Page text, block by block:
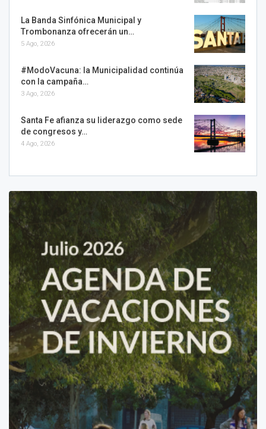
La Banda Sinfónica Municipal y
Trombonanza ofrecerán un…
5 Ago, 2026
#ModoVacuna: la Municipalidad continúa
con la campaña…
3 Ago, 2026
Santa Fe afianza su liderazgo como sede
de congresos y…
4 Ago, 2026